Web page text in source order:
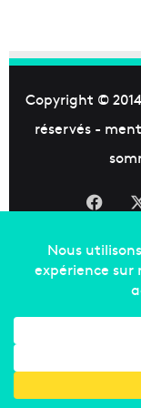
Copyright ©
réservés -